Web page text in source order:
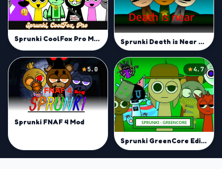
Sprunki CoolFox Pro Mod Sprunki Death is Near Mod
5.0
Sprunki FNAF 4 Mod
4.7
Sprunki GreenCore Edition Mod